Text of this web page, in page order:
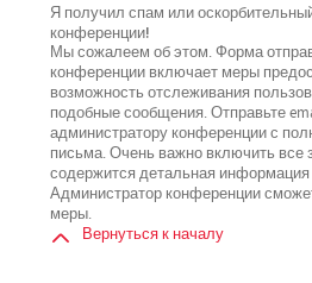
Я получил спам или
конференции!
Мы сожалеем об этом. Форма
конференции включает меры
возможность отслеживания
подобные сообщения. Отправьте
администратору конференции с
письма. Очень важно включить все
содержится детальная информация
Администратор конференции
меры.
Вернуться к началу